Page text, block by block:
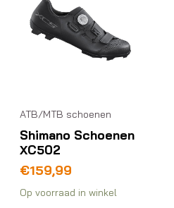
ATB/MTB schoenen
Shimano Schoenen
XC502
€159,99
Op voorraad in winkel